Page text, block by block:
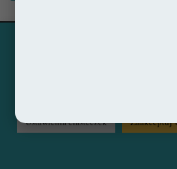
© Copyright 2014 - 2026, All Rights
Ta strona korzysta z ciasteczek, aby
najwyższym poziomie. Klikając
zgadzasz się na użycie wszystkich
przejść do "Ustawień Ciasteczek",
Ustawienia ciasteczek Zaakceptuj